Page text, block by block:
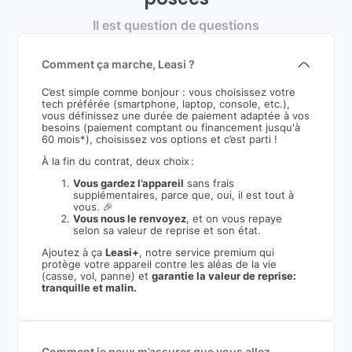
Il est question de questions
Comment ça marche, Leasi ?
C’est simple comme bonjour : vous choisissez votre
tech préférée (smartphone, laptop, console, etc.),
vous définissez une durée de paiement adaptée à vos
besoins (paiement comptant ou financement jusqu'à
60 mois*), choisissez vos options et c’est parti !
À la fin du contrat, deux choix :
Vous gardez l’appareil sans frais
supplémentaires, parce que, oui, il est tout à
vous. 🎉
Vous nous le renvoyez, et on vous repaye
selon sa valeur de reprise et son état.
Ajoutez à ça Leasi+, notre service premium qui
protège votre appareil contre les aléas de la vie
(casse, vol, panne) etgarantie la valeur de reprise:
tranquille et malin.